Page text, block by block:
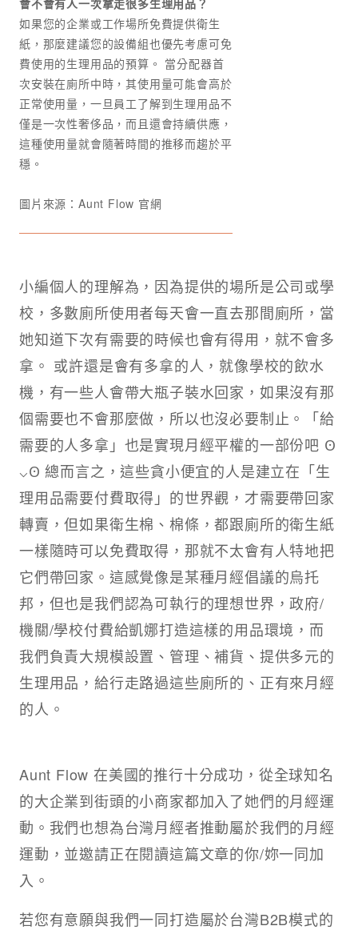
會不會有人一次拿走很多生理用品？
如果您的企業或工作場所免費提供衛生
紙，那麼建議您的設備組也優先考慮可免
費使用的生理用品的預算。 當分配器首
次安裝在廁所中時，其使用量可能會高於
正常使用量，一旦員工了解到生理用品不
僅是一次性奢侈品，而且還會持續供應，
這種使用量就會隨著時間的推移而趨於平
穩。
圖片來源：Aunt Flow 官網
小編個人的理解為，因為提供的場所是公司或學
校，多數廁所使用者每天會一直去那間廁所，當
她知道下次有需要的時候也會有得用，就不會多
拿。 或許還是會有多拿的人，就像學校的飲水
機，有一些人會帶大瓶子裝水回家，如果沒有那
個需要也不會那麼做，所以也沒必要制止。「給
需要的人多拿」也是實現月經平權的一部份吧 Ꙩ
⌵Ꙩ 總而言之，這些貪小便宜的人是建立在「生
理用品需要付費取得」的世界觀，才需要帶回家
轉賣，但如果衛生棉、棉條，都跟廁所的衛生紙
一樣隨時可以免費取得，那就不太會有人特地把
它們帶回家。這感覺像是某種月經倡議的烏托
邦，但也是我們認為可執行的理想世界，政府/
機關/學校付費給凱娜打造這樣的用品環境，而
我們負責大規模設置、管理、補貨、提供多元的
生理用品，給行走路過這些廁所的、正有來月經
的人。
Aunt Flow 在美國的推行十分成功，從全球知名
的大企業到街頭的小商家都加入了她們的月經運
動。我們也想為台灣月經者推動屬於我們的月經
運動，並邀請正在閱讀這篇文章的你/妳一同加
入。
若您有意願與我們一同打造屬於台灣B2B模式的